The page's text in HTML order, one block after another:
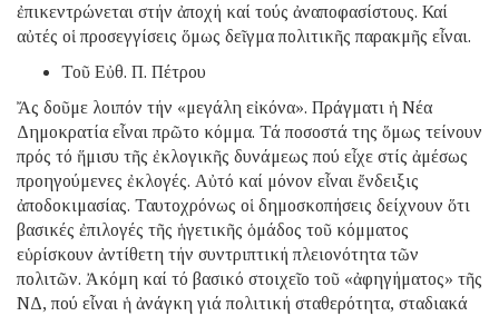
ἐπικεντρώνεται στήν ἀποχή καί τούς ἀναποφασίστους. Καί
αὐτές οἱ προσεγγίσεις ὅμως δεῖγμα πολιτικῆς παρακμῆς εἶναι.
Τοῦ Εὐθ. Π. Πέτρου
Ἄς δοῦμε λοιπόν τήν «μεγάλη εἰκόνα». Πράγματι ἡ Νέα
Δημοκρατία εἶναι πρῶτο κόμμα. Τά ποσοστά της ὅμως τείνουν
πρός τό ἥμισυ τῆς ἐκλογικῆς δυνάμεως πού εἶχε στίς ἀμέσως
προηγούμενες ἐκλογές. Αὐτό καί μόνον εἶναι ἔνδειξις
ἀποδοκιμασίας. Ταυτοχρόνως οἱ δημοσκοπήσεις δείχνουν ὅτι
βασικές ἐπιλογές τῆς ἡγετικῆς ὁμάδος τοῦ κόμματος
εὑρίσκουν ἀντίθετη τήν συντριπτική πλειονότητα τῶν
πολιτῶν. Ἀκόμη καί τό βασικό στοιχεῖο τοῦ «ἀφηγήματος» τῆς
ΝΔ, πού εἶναι ἡ ἀνάγκη γιά πολιτική σταθερότητα, σταδιακά